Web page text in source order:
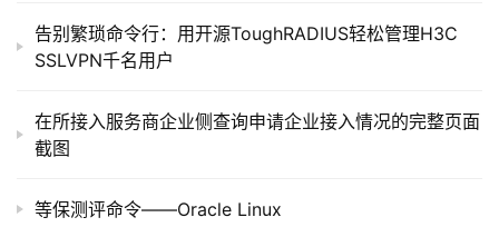
告别繁琐命令行：用开源ToughRADIUS轻松管理H3C
SSLVPN千名用户
在所接入服务商企业侧查询申请企业接入情况的完整页面
截图
等保测评命令——Oracle Linux